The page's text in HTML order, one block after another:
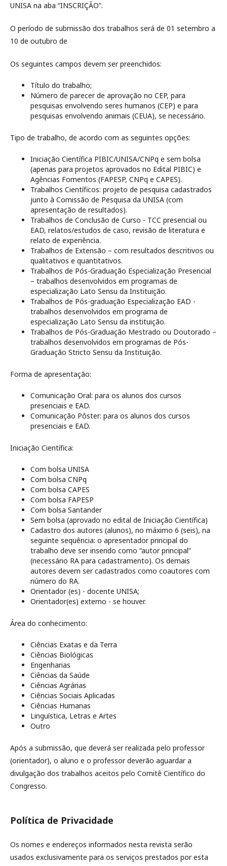
UNISA na aba “INSCRIÇÃO”.
O período de submissão dos trabalhos será de 01 setembro a
10 de outubro de
Os seguintes campos devem ser preenchidos:
Título do trabalho;
Número de parecer de aprovação no CEP, para
pesquisas envolvendo seres humanos (CEP) e para
pesquisas envolvendo animais (CEUA), se necessário.
Tipo de trabalho, de acordo com as seguintes opções:
Iniciação Científica PIBIC/UNISA/CNPq e sem bolsa
(apenas para projetos aprovados no Edital PIBIC) e
Agências Fomentos (FAPESP, CNPq e CAPES).
Trabalhos Científicos: projeto de pesquisa cadastrados
junto à Comissão de Pesquisa da UNISA (com
apresentação de resultados).
Trabalhos de Conclusão de Curso - TCC presencial ou
EAD, relatos/estudos de caso, revisão de literatura e
relato de experiência.
Trabalhos de Extensão – com resultados descritivos ou
qualitativos e quantitativos.
Trabalhos de Pós-Graduação Especialização Presencial
– trabalhos desenvolvidos em programas de
especialização Lato Sensu da Instituição.
Trabalhos de Pós-graduação Especialização EAD -
trabalhos desenvolvidos em programa de
especialização Lato Sensu da instituição.
Trabalhos de Pós-Graduação Mestrado ou Doutorado –
trabalhos desenvolvidos em programas de Pós-
Graduação Stricto Sensu da Instituição.
Forma de apresentação:
Comunicação Oral: para os alunos dos cursos
presenciais e EAD.
Comunicação Pôster: para os alunos dos cursos
presenciais e EAD.
Iniciação Científica:
Com bolsa UNISA
Com bolsa CNPq
Com bolsa CAPES
Com bolsa FAPESP
Com bolsa Santander
Sem bolsa (aprovado no edital de Iniciação Científica)
Cadastro dos autores (alunos), no máximo 6 (seis), na
seguinte sequência: o apresentador principal do
trabalho deve ser inserido como “autor principal”
(necessário RA para cadastramento). Os demais
autores devem ser cadastrados como coautores com
número do RA.
Orientador (es) - docente UNISA;
Orientador(es) externo - se houver.
Área do conhecimento:
Ciências Exatas e da Terra
Ciências Biológicas
Engenharias
Ciências da Saúde
Ciências Agrárias
Ciências Sociais Aplicadas
Ciências Humanas
Linguística, Letras e Artes
Outro
Após a submissão, que deverá ser realizada pelo professor
(orientador), o aluno e o professor deverão aguardar a
divulgação dos trabalhos aceitos pelo Comitê Científico do
Congresso.
Política de Privacidade
Os nomes e endereços informados nesta revista serão
usados exclusivamente para os serviços prestados por esta